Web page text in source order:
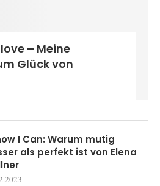
– Meine
Glück von
I Can: Warum mutig
als perfekt ist von Elena